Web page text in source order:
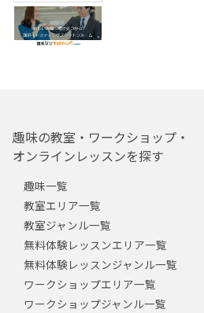
趣味の教室・ワークショップ・
オンラインレッスンを探す
趣味一覧
教室エリア一覧
教室ジャンル一覧
無料体験レッスンエリア一覧
無料体験レッスンジャンル一覧
ワークショップエリア一覧
ワークショップジャンル一覧